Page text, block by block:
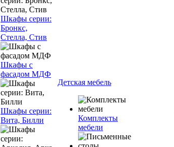
Шкафы серии:
Бронкс,
Стелла, Стив
Шкафы с
фасадом МДФ
Шкафы серии:
Вита, Билли
Детская мебель
Комплекты
мебели